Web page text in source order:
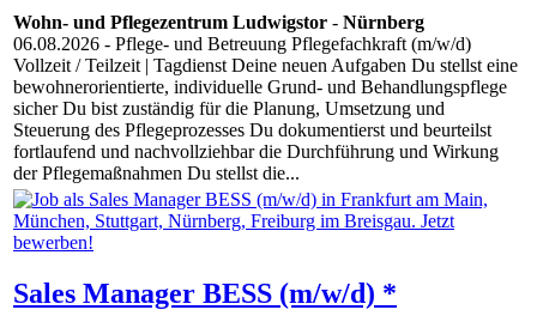
Wohn- und Pflegezentrum Ludwigstor - Nürnberg
06.08.2026 - Pflege- und Betreuung Pflegefachkraft (m/w/d)
Vollzeit / Teilzeit | Tagdienst Deine neuen Aufgaben Du stellst eine
bewohnerorientierte, individuelle Grund- und Behandlungspflege
sicher Du bist zuständig für die Planung, Umsetzung und
Steuerung des Pflegeprozesses Du dokumentierst und beurteilst
fortlaufend und nachvollziehbar die Durchführung und Wirkung
der Pflegemaßnahmen Du stellst die...
Sales Manager BESS (m/w/d) *